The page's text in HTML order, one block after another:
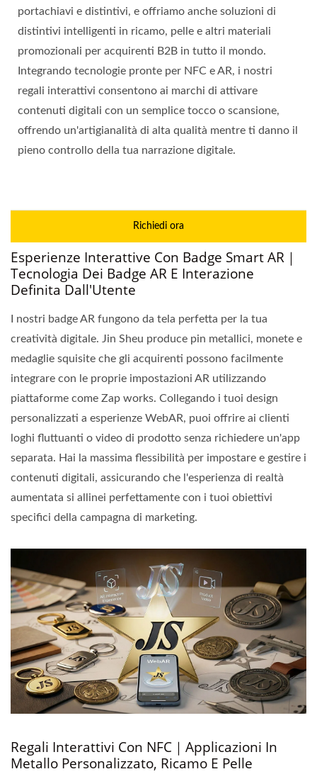
portachiavi e distintivi, e offriamo anche soluzioni di
distintivi intelligenti in ricamo, pelle e altri materiali
promozionali per acquirenti B2B in tutto il mondo.
Integrando tecnologie pronte per NFC e AR, i nostri
regali interattivi consentono ai marchi di attivare
contenuti digitali con un semplice tocco o scansione,
offrendo un'artigianalità di alta qualità mentre ti danno il
pieno controllo della tua narrazione digitale.
Richiedi ora
Esperienze Interattive Con Badge Smart AR｜
Tecnologia Dei Badge AR E Interazione
Definita Dall'Utente
I nostri badge AR fungono da tela perfetta per la tua
creatività digitale. Jin Sheu produce pin metallici, monete e
medaglie squisite che gli acquirenti possono facilmente
integrare con le proprie impostazioni AR utilizzando
piattaforme come Zap works. Collegando i tuoi design
personalizzati a esperienze WebAR, puoi offrire ai clienti
loghi fluttuanti o video di prodotto senza richiedere un'app
separata. Hai la massima flessibilità per impostare e gestire i
contenuti digitali, assicurando che l'esperienza di realtà
aumentata si allinei perfettamente con i tuoi obiettivi
specifici della campagna di marketing.
Regali Interattivi Con NFC｜Applicazioni In
Metallo Personalizzato, Ricamo E Pelle